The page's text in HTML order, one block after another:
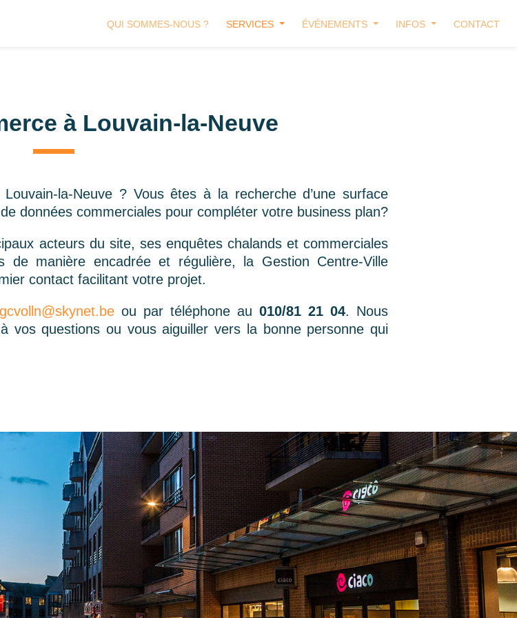
QUI SOMMES-NOUS ? SERVICES ÉVÉNEMENTS INFOS CONTACT
à Louvain-la-Neuve
la-Neuve ? Vous êtes à la recherche d’une surface
données commerciales pour compléter votre business plan?
acteurs du site, ses enquêtes chalands et commerciales
manière encadrée et régulière, la Gestion Centre-Ville
contact facilitant votre projet.
gcvolln@skynet.be ou par téléphone au 010/81 21 04. Nous
vos questions ou vous aiguiller vers la bonne personne qui